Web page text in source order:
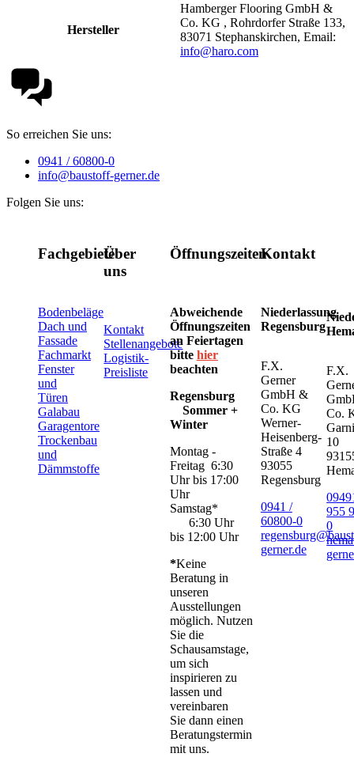
Hersteller
Hamberger Flooring GmbH &
Co. KG , Rohrdorfer Straße 133,
83071 Stephanskirchen, Email:
info@haro.com
So erreichen Sie uns:
0941 / 60800-0
info@baustoff-gerner.de
Folgen Sie uns:
Fachgebiete
Bodenbeläge
Dach und
Fassade
Fachmarkt
Fenster
und
Türen
Galabau
Garagentore
Trockenbau
und
Dämmstoffe
Über
uns
Kontakt
Stellenangebote
Logistik-
Preisliste
Öffnungszeiten
Abweichende
Öffnungszeiten
an Feiertagen
bitte hier
beachten
Regensburg
Sommer +
Winter
Montag -
Freitag 6:30
Uhr bis 17:00
Uhr
Samstag*
6:30 Uhr
bis 12:00 Uhr
*Keine
Beratung in
unseren
Ausstellungen
möglich. Nutzen
Sie die
Schausamstage,
um sich
inspirieren zu
lassen und
vereinbaren
Sie dann einen
Beratungstermin
mit uns.
Kontakt
Niederlassung
Regensburg
F.X.
Gerner
GmbH &
Co. KG
Werner-
Heisenberg-
Straße 4
93055
Regensburg
0941 /
60800-0
gerner.de
F.X.
Co.
10
955
0